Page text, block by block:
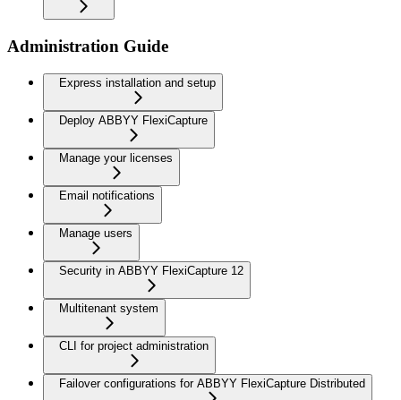
Administration Guide
Express installation and setup
Deploy ABBYY FlexiCapture
Manage your licenses
Email notifications
Manage users
Security in ABBYY FlexiCapture 12
Multitenant system
CLI for project administration
Failover configurations for ABBYY FlexiCapture Distributed